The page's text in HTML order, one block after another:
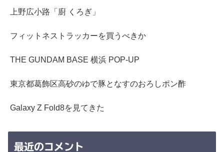
上野広小路「廚 くろぎ」
フィットネストラッカーを買うべきか
THE GUNDAM BASE 横浜 POP-UP
東京都葛飾区高砂のゆで豚となすのおろしポン酢
Galaxy Z Fold8を見てきた
最近のコメント